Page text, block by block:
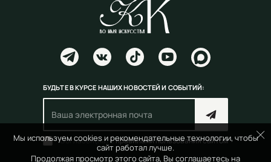
Мы используем cookies и рекомендательные технологии, чтобы
сайт работал лучше.
Продолжая просмотр этого сайта, Вы соглашаетесь на
БУДЬТЕ В КУРСЕ НАШИХ НОВОСТЕЙ И СОБЫТИЙ:
Согласен(на) справилами пользования сайтом